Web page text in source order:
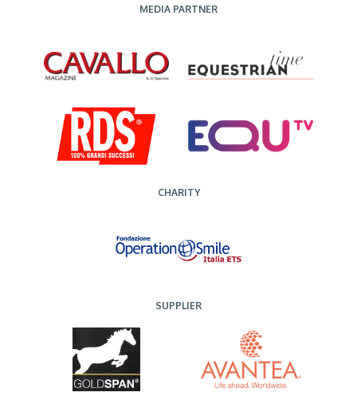
MEDIA PARTNER
CHARITY
SUPPLIER